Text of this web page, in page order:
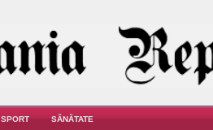
SPORT SĂNĂTATE